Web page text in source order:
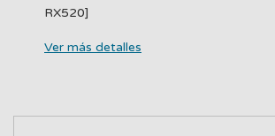
RX520]
Ver más detalles